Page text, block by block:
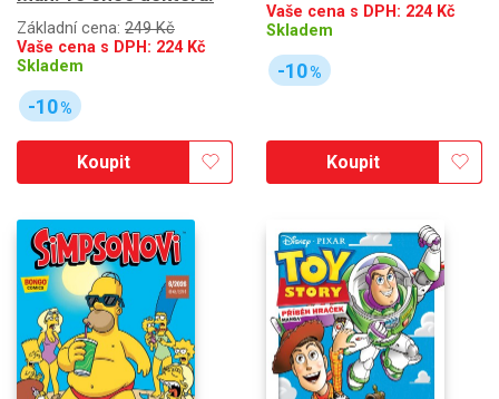
Základní cena: 249 Kč
Vaše cena s DPH: 224Kč
Skladem
-10%
Koupit
Vaše cena s DPH: 224Kč
Skladem
-10%
Koupit